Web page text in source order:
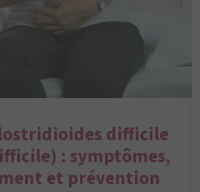
difficile
: symptômes,
et prévention